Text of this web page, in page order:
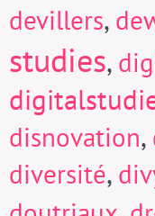
devillers,
studies,
disnovation,
diversité,